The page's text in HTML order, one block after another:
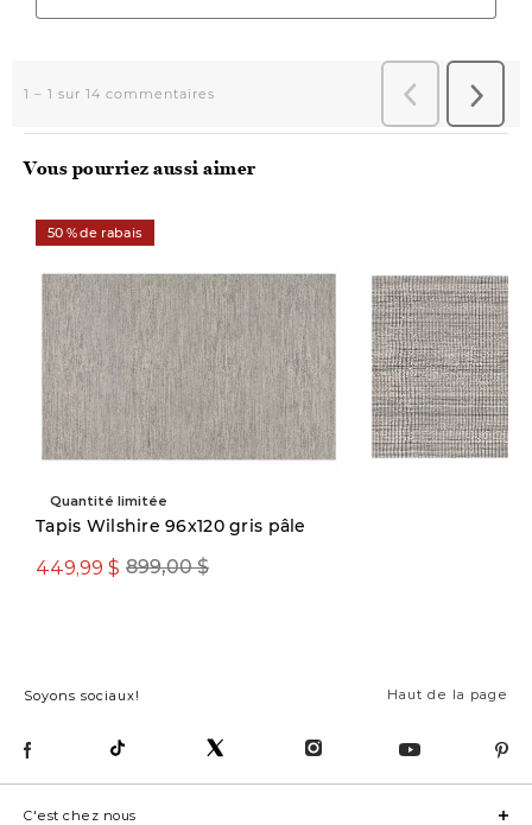
Vous pourriez aussi aimer
50 % de rabais
Quantité limitée
Tapis Wilshire 96x120 gris pâle
899,00 $
449,99 $
Haut de la page
Soyons sociaux!
C'est chez nous